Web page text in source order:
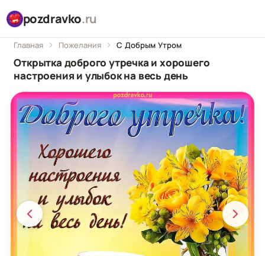
pozdravko.ru
Главная Пожелания С Добрым Утром
Открытка доброго утречка и хорошего
настроения и улыбок на весь день